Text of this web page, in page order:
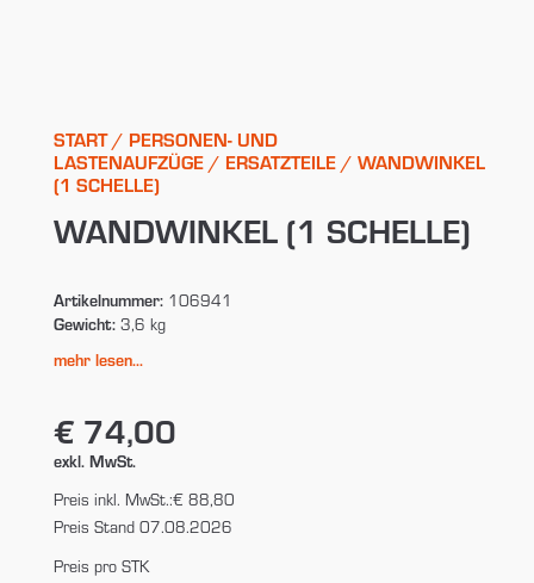
START/ PERSONEN- UND
LASTENAUFZÜGE/ ERSATZTEILE/ WANDWINKEL
(1 SCHELLE)
WANDWINKEL (1 SCHELLE)
Artikelnummer:106941
Gewicht:3,6 kg
mehr lesen...
€ 74,00
exkl. MwSt.
Preis inkl. MwSt.:€ 88,80
Preis Stand 07.08.2026
Preis pro STK